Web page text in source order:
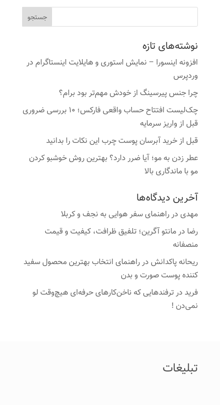
بود.
است.
نوشته‌های تازه
افزونه اینسورا – نمایش استوری و هایلایت اینستاگرام در
وردپرس
چرا جنس پیرسینگ از خودش مهم‌تر بود برام؟
چک‌لیست افتتاح حساب واقعی فارکس؛ ۱۰ بررسی ضروری
قبل از واریز سرمایه
قبل از خرید آبرسان پوست چرب این نکات را بدانید
عطر زدن به مو؛ آیا ضرر دارد؟ بهترین روش خوشبو کردن
مو با ماندگاری بالا
آخرین دیدگاه‌ها
مهدیدرراهنمای سفر هوایی به نجف و کربلا
رضا درمانتو آگرین؛ تلفیق ظرافت، کیفیت و قیمت
منصفانه
ریحانه پاکدانشدرراهنمای انتخاب بهترین محصول سفید
کننده پوست صورت و بدن
فریددرترفندهایی که ناخن‌کارهای حرفه‌ای هیچ‌وقت لو
نمی‌دن !
تبلیغات